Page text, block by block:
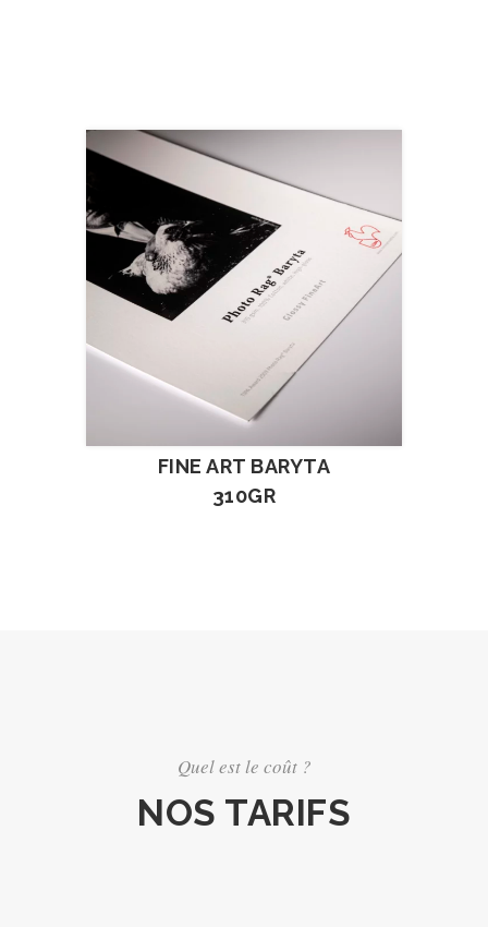
FINE ART BARYTA
310GR
Quel est le coût ?
NOS TARIFS